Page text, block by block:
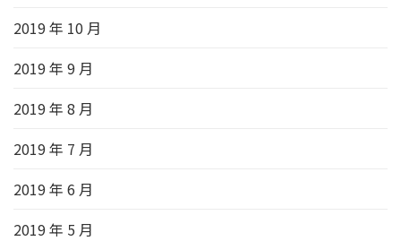
2019 年 10 月
2019 年 9 月
2019 年 8 月
2019 年 7 月
2019 年 6 月
2019 年 5 月